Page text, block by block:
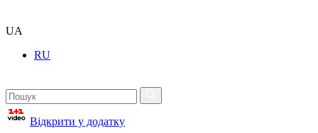
UA
RU
Відкрити у додатку